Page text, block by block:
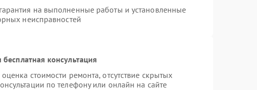
на выполненные работы и установленные
неисправностей
консультация
стоимости ремонта, отсутствие скрытых
по телефону или онлайн на сайте